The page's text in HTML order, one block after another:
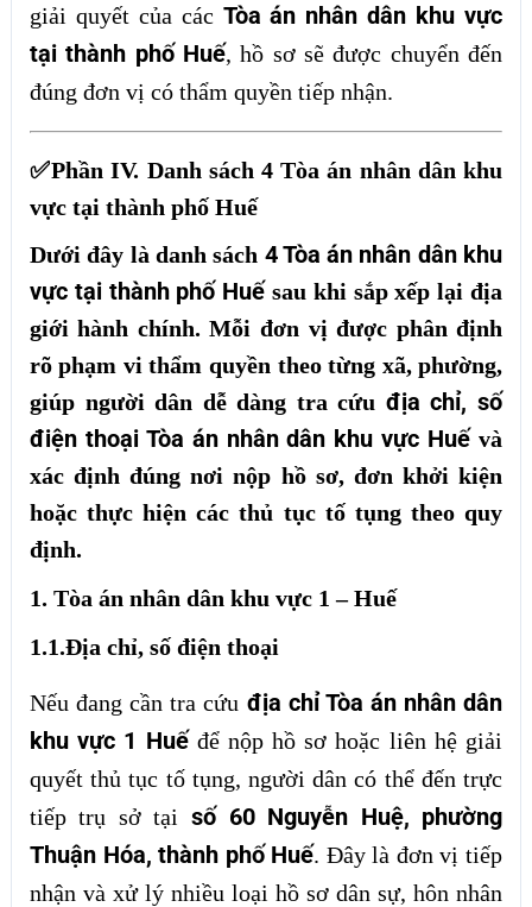
giải quyết của các Tòa án nhân dân khu vực
tại thành phố Huế, hồ sơ sẽ được chuyển đến
đúng đơn vị có thẩm quyền tiếp nhận.
✅Phần IV. Danh sách 4 Tòa án nhân dân khu
vực tại thành phố Huế
Dưới đây là danh sách 4 Tòa án nhân dân khu
vực tại thành phố Huế sau khi sắp xếp lại địa
giới hành chính. Mỗi đơn vị được phân định
rõ phạm vi thẩm quyền theo từng xã, phường,
giúp người dân dễ dàng tra cứu địa chỉ, số
điện thoại Tòa án nhân dân khu vực Huế và
xác định đúng nơi nộp hồ sơ, đơn khởi kiện
hoặc thực hiện các thủ tục tố tụng theo quy
định.
1. Tòa án nhân dân khu vực 1 – Huế
1.1.Địa chỉ, số điện thoại
Nếu đang cần tra cứu địa chỉ Tòa án nhân dân
khu vực 1 Huếđể nộp hồ sơ hoặc liên hệ giải
quyết thủ tục tố tụng, người dân có thể đến trực
tiếp trụ sở tại số 60 Nguyễn Huệ, phường
Thuận Hóa, thành phố Huế. Đây là đơn vị tiếp
nhận và xử lý nhiều loại hồ sơ dân sự, hôn nhân